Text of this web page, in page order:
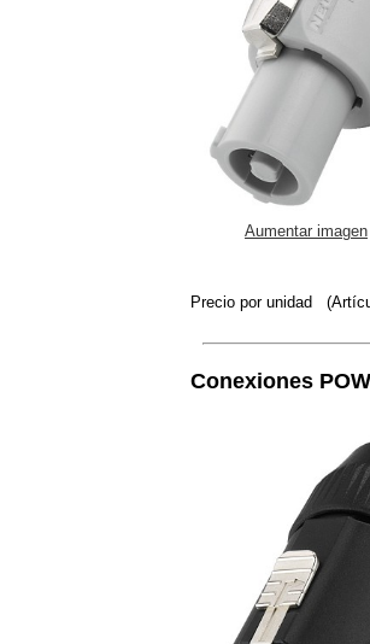
Aumentar imagen
Precio por unidad
Conexiones